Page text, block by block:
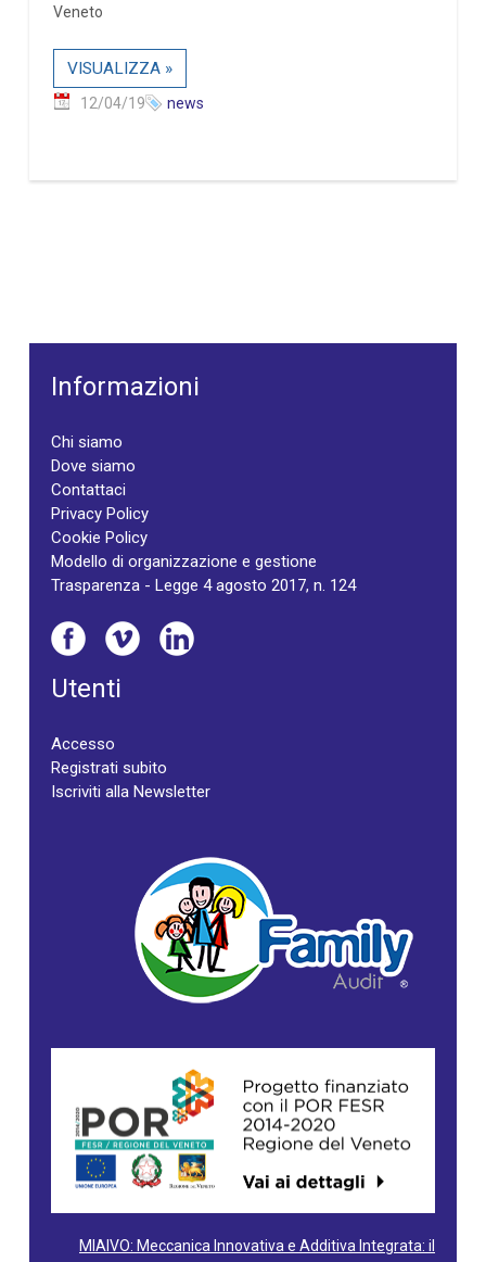
Veneto
VISUALIZZA »
12/04/19 news
Informazioni
Chi siamo
Dove siamo
Contattaci
Privacy Policy
Cookie Policy
Modello di organizzazione e gestione
Trasparenza - Legge 4 agosto 2017, n. 124
Utenti
Accesso
Registrati subito
Iscriviti alla Newsletter
MIAIVO: Meccanica Innovativa e Additiva Integrata: il